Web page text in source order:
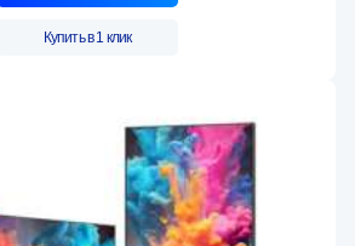
Купить в 1 клик